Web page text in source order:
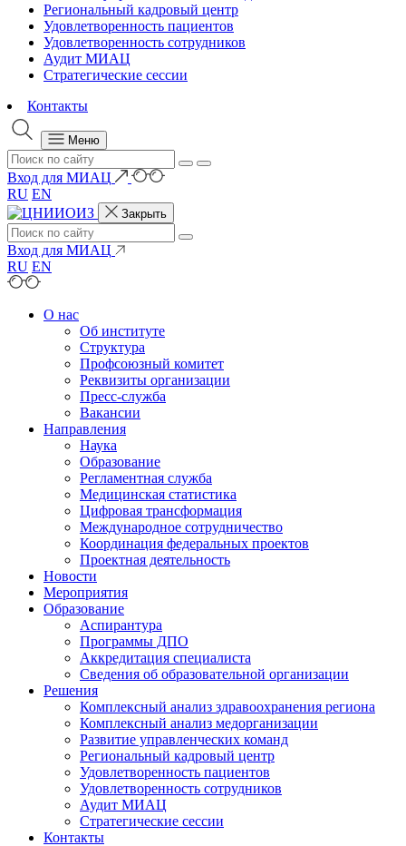
Региональный кадровый центр
Удовлетворенность пациентов
Удовлетворенность сотрудников
Аудит МИАЦ
Стратегические сессии
Контакты
Меню
Вход для МИАЦ
RU EN
Закрыть
Вход для МИАЦ
RU EN
О нас
Об институте
Структура
Профсоюзный комитет
Реквизиты организации
Пресс-служба
Вакансии
Направления
Наука
Образование
Регламентная служба
Медицинская статистика
Цифровая трансформация
Международное сотрудничество
Координация федеральных проектов
Проектная деятельность
Новости
Мероприятия
Образование
Аспирантура
Программы ДПО
Аккредитация специалиста
Сведения об образовательной организации
Решения
Комплексный анализ здравоохранения региона
Комплексный анализ медорганизации
Развитие управленческих команд
Региональный кадровый центр
Удовлетворенность пациентов
Удовлетворенность сотрудников
Аудит МИАЦ
Стратегические сессии
Контакты